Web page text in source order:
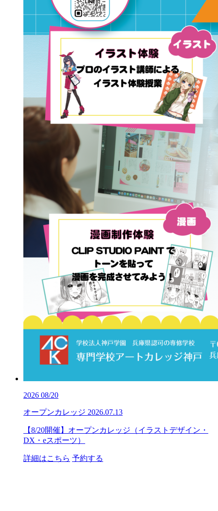
2026 08/20
オープンカレッジ 2026.07.13
【8/20開催】オープンカレッジ（イラストデザイン・
DX・eスポーツ）
詳細はこちら 予約する